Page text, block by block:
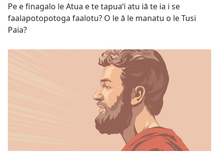
Pe e finagalo le Atua e te tapuaʻi atu iā te ia i se
faalapotopotoga faalotu? O le ā le manatu o le Tusi
Paia?